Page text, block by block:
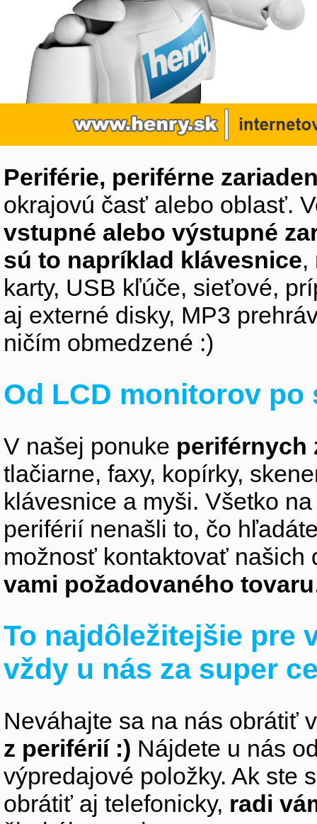
Periférie, periférne
okrajovú časť alebo oblasť.
vstupné alebo výstupné
sú to napríklad klávesnice,
karty, USB kľúče, sieťové,
aj externé disky, MP3
ničím obmedzené :)
Od LCD monitorov
V našej ponuke periférnych
tlačiarne, faxy, kopírky,
klávesnice a myši. Všetko
periférií nenašli to, čo
možnosť kontaktovať
vami požadovaného tovaru
To najdôležitejšie pre
vždy u nás za super
Neváhajte sa na nás obrátiť
z periférií :) Nájdete u nás
výpredajové položky. Ak ste
obrátiť aj telefonicky, radi